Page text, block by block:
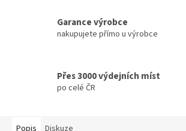
Garance výrobce
nakupujete přímo u výrobce
Přes 3000 výdejních míst
po celé ČR